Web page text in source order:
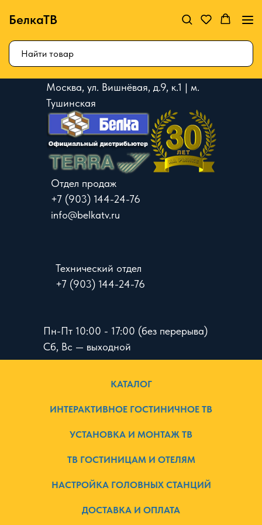
БелкаТВ
Москва, ул. Вишнёвая, д.9, к.1 | м.
Тушинская
Отдел продаж
+7 (903) 144-24-76
info@belkatv.ru
Пн-Пт 10:00 - 17:00 (без перерыва)
Сб, Вс — выходной
Технический отдел
+7 (903) 144-24-76
КАТАЛОГ
ИНТЕРАКТИВНОЕ ГОСТИНИЧНОЕ ТВ
УСТАНОВКА И МОНТАЖ ТВ
ТВ ГОСТИНИЦАМ И ОТЕЛЯМ
НАСТРОЙКА ГОЛОВНЫХ СТАНЦИЙ
ДОСТАВКА И ОПЛАТА